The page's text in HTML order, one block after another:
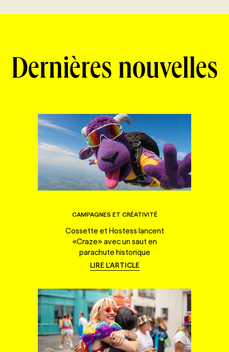
Dernières nouvelles
CAMPAGNES ET CRÉATIVITÉ
Cossette et Hostess lancent
«Craze» avec un saut en
parachute historique
LIRE L'ARTICLE